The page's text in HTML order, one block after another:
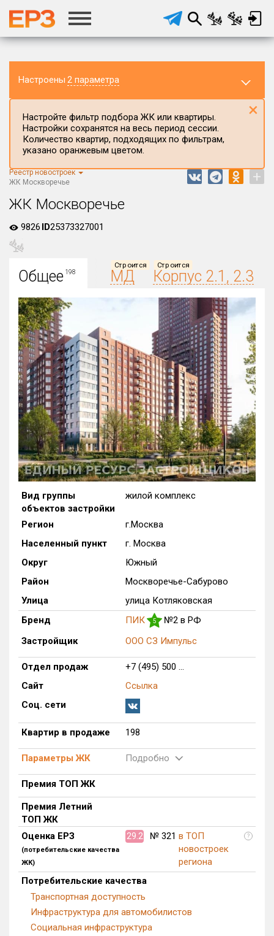
Настроены 2 параметра
Регион ЖК
Все
Населённый пункт
Все
Район в городе
Все
₽/м² млн ₽
Цена
от до
Общая площадь, м²
от до
Срок сдачи
от до
Вид объекта
Только новые
от до
с продажами
Найдено:
Жилых комплексов
Многоквартирных домов
2 из 3 585
Домов с апартаментами
Поселков таунхаусов
Многоквартирных домов
Блокированных домов
0 из 175
Квартир, апартаментов,
блоков в БД
198 из 56 039
Настройте фильтр подбора ЖК или квартиры.
Настройки сохранятся на весь период сессии.
Количество квартир, подходящих по фильтрам,
указано оранжевым цветом.
×
Реестр новостроек
ЖК Москворечье
+
ЖК Москворечье
9826 ID25373327001
Общее198
Строится
МД
Строится
Корпус 2.1, 2.3
Вид группы
объектов застройки
жилой комплекс
Регион
г.Москва
Населенный пункт
г. Москва
Округ
Южный
Район
Москворечье-Сабурово
Улица
улица Котляковская
Бренд
ПИК 5
№2 в РФ
Застройщик
ООО СЗ Импульс
Отдел продаж
+7 (495) 500 ...
Сайт
Ссылка
Соц. сети
Квартир в продаже 198
Параметры ЖК Подробно
Премия ТОП ЖК
Премия Летний
ТОП ЖК
Оценка ЕРЗ
(потребительские качества
ЖК)
29.2 № 321 в ТОП
новостроек
региона
?
Потребительские качества
Транспортная доступность
Инфраструктура для автомобилистов
Социальная инфраструктура